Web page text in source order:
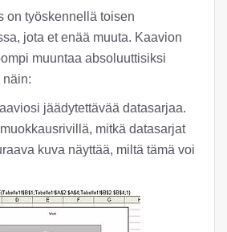
on työskennellä toisen
jota et enää muuta. Kaavion
muuntaa absoluuttisiksi
näin:
jäädytettävää datasarjaa.
mitkä datasarjat
kuva näyttää, miltä tämä voi